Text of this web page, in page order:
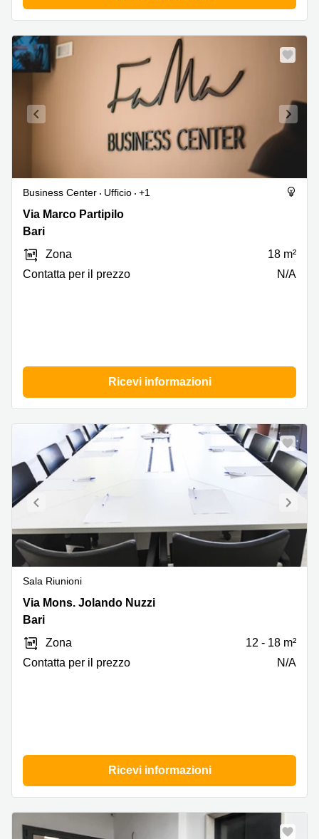
Business Center Ufficio
+1
Via
Marco
38-
48,
Via Marco Partipilo
Bari
Zona
18 m²
Сontatta per il prezzo
N/A
Ricevi informazioni
Sala Riunioni
Via
Monsignor
Nuzzi
,
Via Mons. Jolando Nuzzi
Bari
Zona
12 - 18 m²
Сontatta per il prezzo
N/A
Ricevi informazioni